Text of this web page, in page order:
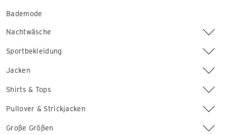
Bademode
Nachtwäsche
Sportbekleidung
Jacken
Shirts & Tops
Pullover & Strickjacken
Große Größen